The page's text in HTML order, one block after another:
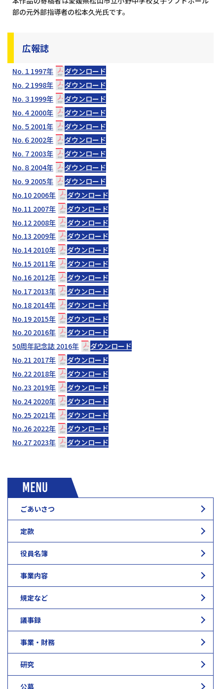
MENU
ごあいさつ
定款
役員名簿
事業内容
規定など
議事録
事業・財務
研究
公募
部の元外部指導者の松本久光氏です。
広報誌
No.１1997年
ダウンロード
No.２1998年
ダウンロード
No.３1999年
ダウンロード
No.４2000年
ダウンロード
No.５2001年
ダウンロード
No.６2002年
ダウンロード
No.７2003年
ダウンロード
No.８2004年
ダウンロード
No.９2005年
ダウンロード
No.10 2006年
ダウンロード
No.11 2007年
ダウンロード
No.12 2008年
ダウンロード
No.13 2009年
ダウンロード
No.14 2010年
ダウンロード
No.15 2011年
ダウンロード
No.16 2012年
ダウンロード
No.17 2013年
ダウンロード
No.18 2014年
ダウンロード
No.19 2015年
ダウンロード
No.20 2016年
ダウンロード
50周年記念誌 2016年
ダウンロード
No.21 2017年
ダウンロード
No.22 2018年
ダウンロード
No.23 2019年
ダウンロード
No.24 2020年
ダウンロード
No.25 2021年
ダウンロード
No.26 2022年
ダウンロード
No.27 2023年
ダウンロード